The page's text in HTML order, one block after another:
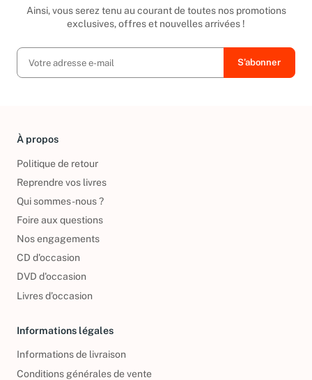
Ainsi, vous serez tenu au courant de toutes nos promotions
exclusives, offres et nouvelles arrivées !
À propos
Politique de retour
Reprendre vos livres
Qui sommes-nous ?
Foire aux questions
Nos engagements
CD d'occasion
DVD d'occasion
Livres d’occasion
Informations légales
Informations de livraison
Conditions générales de vente